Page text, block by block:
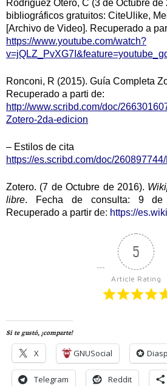
Rodríguez Otero, C (3 de Octubre de
bibliográficos gratuitos: CiteUlike,
[Archivo de Video]. Recuperado a
https://www.youtube.com/watch?
Ronconi, R (2015). Guía Completa
Recuperado a parti de:
http://www.scribd.com/doc/
Zotero-2da-edicion
– Estilos de cita
https://es.scribd.com/doc/
Zotero. (7 de Octubre de 2016).
libre. Fecha de consulta: 9 de
Recuperado a partir de: https://
5
Article Rating
Si te gustó, ¡comparte!
X GNUSocial
Telegram Reddit